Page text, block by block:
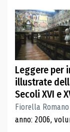
Leggere per
illustrate
Secoli XVI e
Fiorella Romano
anno: 2006,